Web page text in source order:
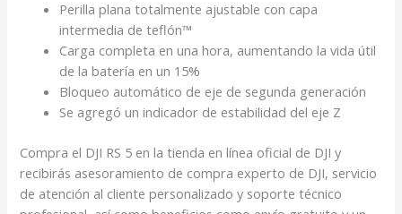
Perilla plana totalmente ajustable con capa
intermedia de teflón™
Carga completa en una hora, aumentando la vida útil
de la batería en un 15%
Bloqueo automático de eje de segunda generación
Se agregó un indicador de estabilidad del eje Z
Compra el DJI RS 5 en la tienda en línea oficial de DJI y
recibirás asesoramiento de compra experto de DJI, servicio
de atención al cliente personalizado y soporte técnico